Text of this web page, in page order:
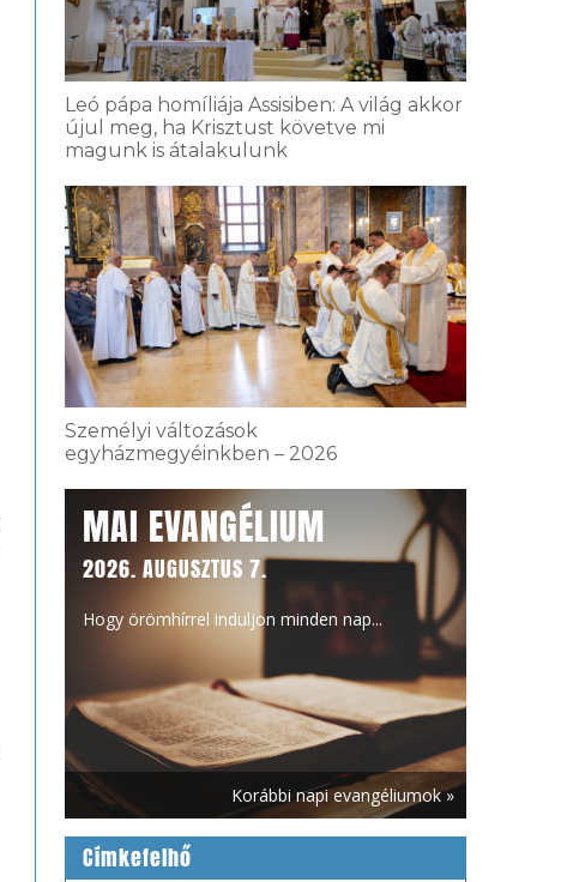
Leó pápa homíliája Assisiben: A világ akkor
újul meg, ha Krisztust követve mi
magunk is átalakulunk
Személyi változások
egyházmegyéinkben – 2026
MAI EVANGÉLIUM
2026. AUGUSZTUS 7.
Hogy örömhírrel induljon minden nap...
Korábbi napi evangéliumok »
Címkefelhő